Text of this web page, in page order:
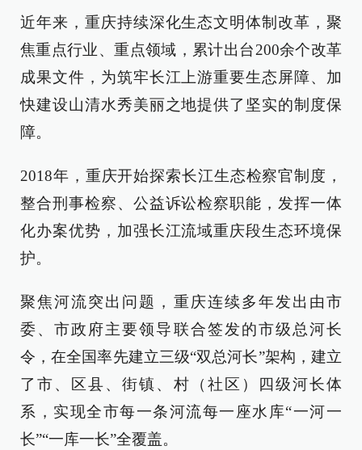
近年来，重庆持续深化生态文明体制改革，聚
焦重点行业、重点领域，累计出台200余个改革
成果文件，为筑牢长江上游重要生态屏障、加
快建设山清水秀美丽之地提供了坚实的制度保
障。
2018年，重庆开始探索长江生态检察官制度，
整合刑事检察、公益诉讼检察职能，发挥一体
化办案优势，加强长江流域重庆段生态环境保
护。
聚焦河流突出问题，重庆连续多年发出由市
委、市政府主要领导联合签发的市级总河长
令，在全国率先建立三级“双总河长”架构，建立
了市、区县、街镇、村（社区）四级河长体
系，实现全市每一条河流每一座水库“一河一
长”“一库一长”全覆盖。